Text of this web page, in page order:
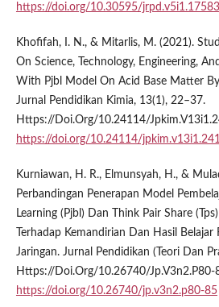
https://doi.org/10.30595/jrpd.v5i1.17583
Khofifah, I. N., & Mitarlis, M. (2021).
On Science, Technology, Engineering,
With Pjbl Model On Acid Base Matter
Jurnal Pendidikan Kimia, 13(1), 22–37.
Https://Doi.Org/10.24114/
https://doi.org/10.24114/
Kurniawan, H. R., Elmunsyah, H., &
Perbandingan Penerapan Model
Learning (Pjbl) Dan Think Pair Share
Terhadap Kemandirian Dan Hasil Belajar
Jaringan. Jurnal Pendidikan (Teori Dan
Https://Doi.Org/10.26740/Jp.V3n2.P80-
https://doi.org/10.26740/jp.v3n2.p80-85